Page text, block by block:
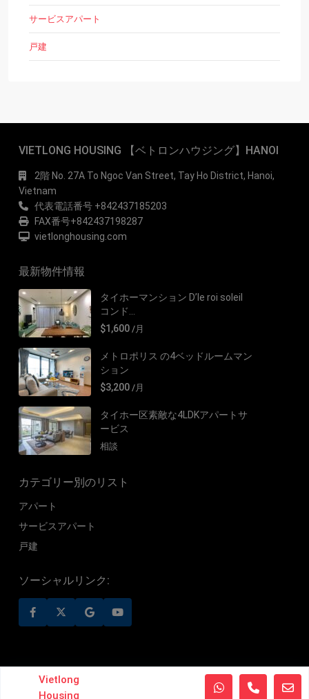
サービスアパート
戸建
VIETLONG HOUSING 【ベトロンハウジング】HANOI
2階 No. 27A To Ngoc Van Street, Tay Ho District, Hanoi,
Vietnam
代表電話番号 +842437185203
FAX番号+842437198287
vietlonghousing.com
最新物件情報
タイホーマンション D’le roi soleil
コンド...
$1,600 /月
メトロポリス の4ベッドルームマン
ション
$3,200 /月
タイホー区素敵な4LDKアパートサ
ービス
相談
カテゴリー別のリスト
アパート
サービスアパート
戸建
ソーシャルリンク:
©2019 VietLong Housing - All Rights Reserved
Vietlong
Housing